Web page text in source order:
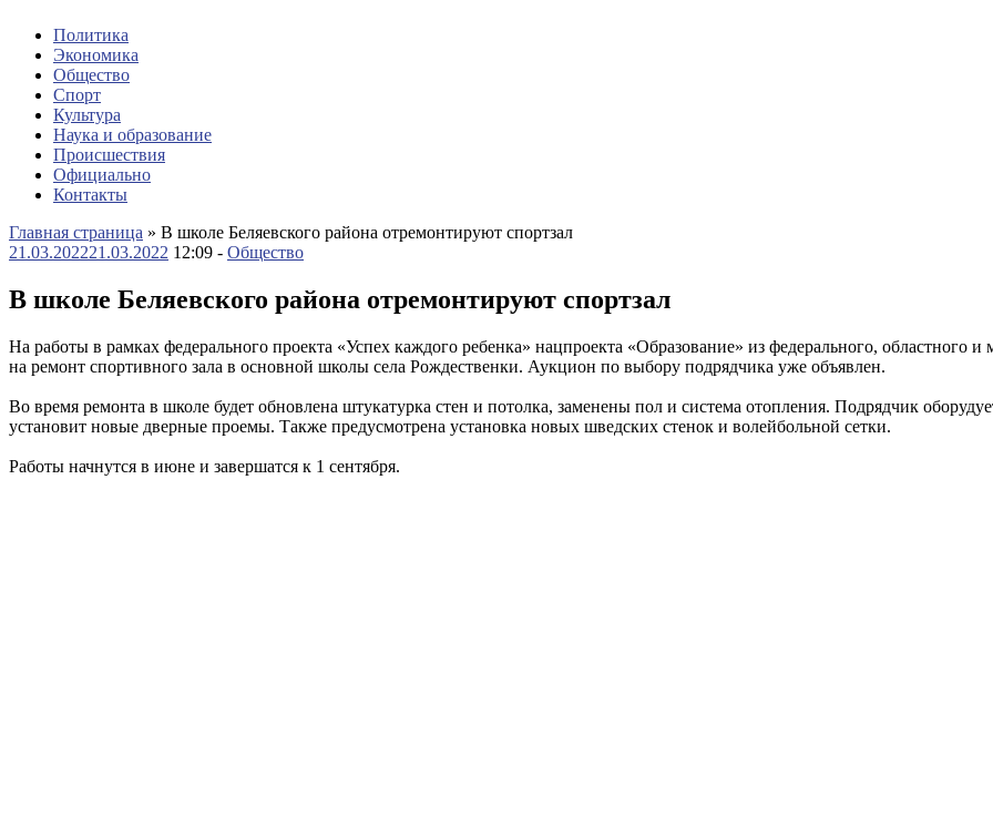
Политика
Экономика
Общество
Спорт
Культура
Наука и образование
Происшествия
Официально
Контакты
Главная страница » В школе Беляевского района отремонтируют спортзал
21.03.202221.03.2022 12:09 - Общество
В школе Беляевского района отремонтируют спортзал
На работы в рамках федерального проекта «Успех каждого ребенка» нацпроекта «Образование» из федерального,
на ремонт спортивного зала в основной школы села Рождественки. Аукцион по выбору подрядчика уже объявлен.
Во время ремонта в школе будет обновлена штукатурка стен и потолка, заменены пол и система отопления. Подрядчик
установит новые дверные проемы. Также предусмотрена установка новых шведских стенок и волейбольной сетки.
Работы начнутся в июне и завершатся к 1 сентября.